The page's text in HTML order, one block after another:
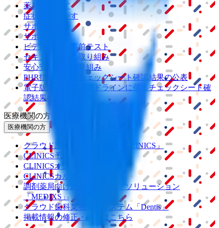
薬局をさがす
症状からさがす
サポート
サポート環境
ビデオ通話の事前テスト
セキュリティの取り組み
安心安全への取り組み
PHR指針に係るチェックシート確認結果の公表
電子版お薬手帳ガイドラインに係るチェックシート確
認結果の公表
医療機関の方
医療機関の方
クラウド診療
「CLINICS」
CLINICS予約
CLINICSオンライン診療
CLINICSカルテ
調剤薬局向け統合型クラウドソリューション
「MEDIXS」
クラウド歯科業務
支援システム
「Dentis」
掲載情報の修正・削除はこちら